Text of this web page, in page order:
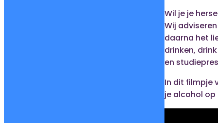
Wil je je
Wij
daarna het
drinken,
en
In dit filmpje
je alcohol op